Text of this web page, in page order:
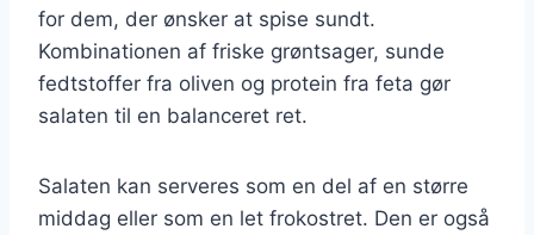
for dem, der ønsker at spise sundt.
Kombinationen af friske grøntsager, sunde
fedtstoffer fra oliven og protein fra feta gør
salaten til en balanceret ret.
Salaten kan serveres som en del af en større
middag eller som en let frokostret. Den er også